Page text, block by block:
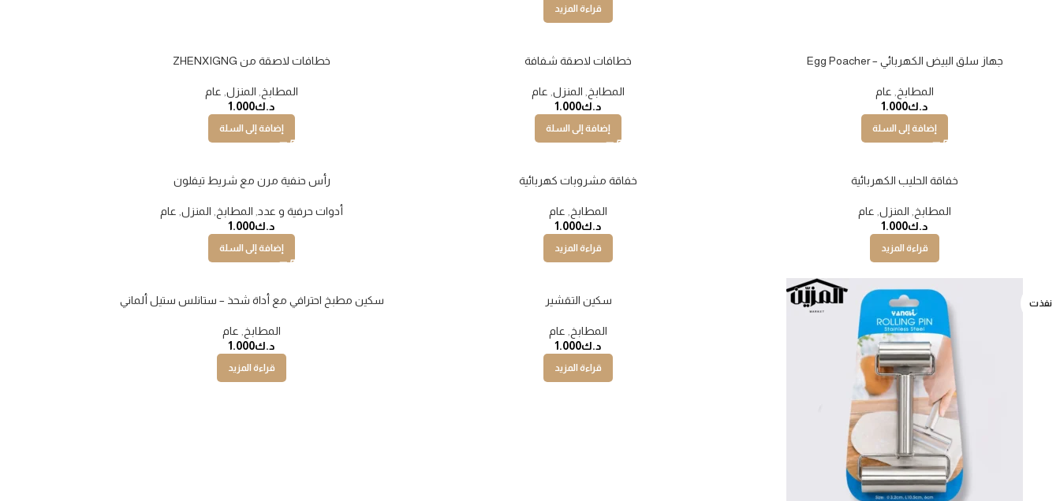
قراءة المزيد
جهاز سلق البيض الكهربائي – Egg Poacher
المطابخ
عام
د.ك1.000
إضافة إلى السلة
خطافات لاصقة شفافة
المطابخ المنزل عام
د.ك1.000
إضافة إلى السلة
خطافات لاصقة من ZHENXIGNG
المطابخ المنزل عام
د.ك1.000
إضافة إلى السلة
خفاقة الحليب الكهربائية
المطابخ المنزل عام
د.ك1.000
قراءة المزيد
خفاقة مشروبات كهربائية
المطابخ
عام
د.ك1.000
قراءة المزيد
رأس حنفية مرن مع شريط تيفلون
أدوات حرفية و عدد المطابخ المنزل عام
د.ك1.000
إضافة إلى السلة
نفذت سكين التقشير
المطابخ
عام
د.ك1.000
قراءة المزيد
نفذتسكين مطبخ احترافي مع أداة شحذ – ستانلس ستيل ألماني
المطابخ
عام
د.ك1.000
قراءة المزيد